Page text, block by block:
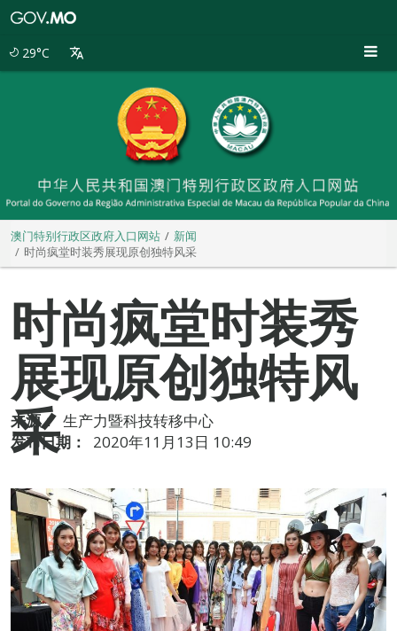
29°C
澳门特别行政区政府入口网站
新闻
时尚疯堂时装秀展现原创独特风采
时尚疯堂时装秀
展现原创独特风
采
来源： 生产力暨科技转移中心
发布日期：
2020年11月13日 10:49